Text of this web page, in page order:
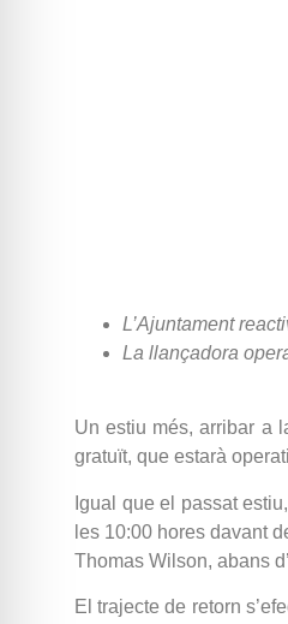
L’Ajuntament
La llançadora
Un estiu més, arribar a
gratuït, que estarà
Igual que el passat
les 10:00 hores davant
Thomas Wilson, abans
El trajecte de retorn